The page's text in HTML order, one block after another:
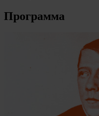
Программа